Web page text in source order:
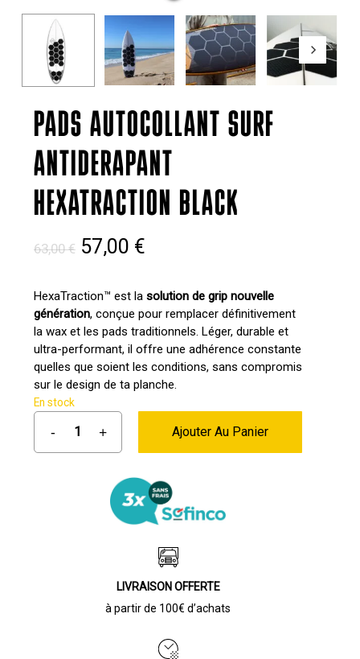
PADS AUTOCOLLANT SURF
ANTIDERAPANT
HEXATRACTION BLACK
63,00€ Le
initial
était :
63,00 €.
57,00 €Le
actuel
est :
57,00 €.
HexaTraction™ est la solution de grip nouvelle
génération, conçue pour remplacer définitivement
la wax et les pads traditionnels. Léger, durable et
ultra-performant, il offre une adhérence constante
quelles que soient les conditions, sans compromis
sur le design de ta planche.
En stock
Ajouter Au Panier
LIVRAISON OFFERTE
à partir de 100€ d’achats